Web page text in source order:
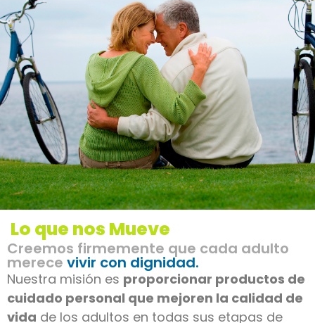
Lo que nos Mueve
Creemos firmemente que cada adulto
merece vivir con dignidad.
Nuestra misión es proporcionar productos de
cuidado personal que mejoren la calidad de
vida de los adultos en todas sus etapas de